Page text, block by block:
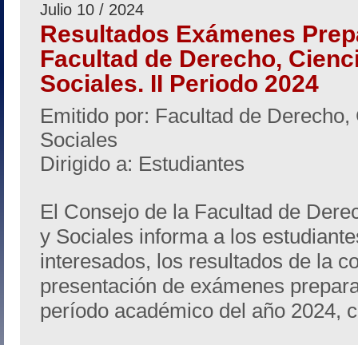
Julio 10 / 2024
Resultados Exámenes
Facultad de Derecho,
Sociales. II Periodo 2024
Emitido por: Facultad de
Sociales
Dirigido a: Estudiantes
El Consejo de la Facultad de
y Sociales informa a los
interesados, los resultados de la
presentación de exámenes
período académico del año 2024,